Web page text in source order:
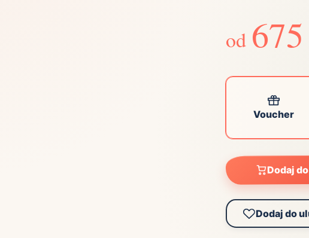
Ciechocinek
Wielkopolski
Kraków
od
Voucher
Dodaj
Dodaj do